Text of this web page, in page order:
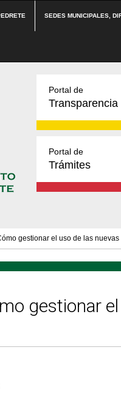
SEDES MUNICIPALES,
Portal de
Transparencia
Portal de
Trámites
gestionar el uso de las
gestionar